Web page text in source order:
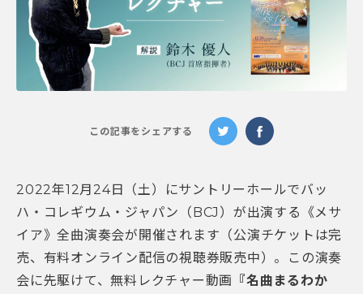
この記事をシェアする
2022年12 月 24日（土）
にサントリーホールでバッ
ハ・ コレギウム・ジャパン（BCJ ）が出演する《メサ
イア》全曲演奏会が開催されます（公演チケットは完
売、 有料オンライン配信の視聴券販売中）。この演奏
会に先駆けて、無料レクチャー動画 『名曲まるわか